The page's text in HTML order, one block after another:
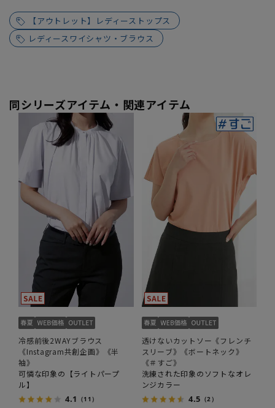
【アウトレット】レディーストップス
レディースワイシャツ・ブラウス
同シリーズアイテム・関連アイテム
冷感前後2WAYブラウス
《Instagram共創企画》《半
袖》
可憐な印象の【ライトパープ
ル】
4.1 （11）
透けないカットソー《フレンチ
スリーブ》《ボートネック》
《＃すご》
洗練された印象のソフトなオレ
ンジカラー
4.5 （2）